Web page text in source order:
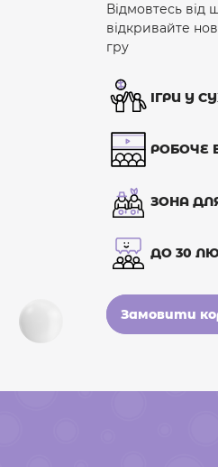
Відмовтесь від
відкривайте
гру
ІГРИ У
РОБОЧЕ
ЗОНА
ДО 30
Замовити